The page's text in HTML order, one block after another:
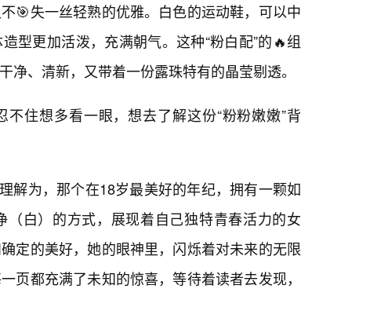
🎯失一丝轻熟的优雅。白色的运动鞋，可以中
型更加活泼，充满朝气。这种“粉白配”的🔥组
净、清新，又带着一份露珠特有的晶莹剔透。
住想多看一眼，想去了解这份“粉粉嫩嫩”背
解为，那个在18岁最美好的年纪，拥有一颗如
白）的方式，展现着自己独特青春活力的女
定的美好，她的眼神里，闪烁着对未来的无限
页都充满了未知的惊喜，等待着读者去发现，